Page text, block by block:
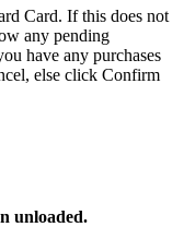
Card. If this does not
any pending
have any purchases
else click Confirm
unloaded.